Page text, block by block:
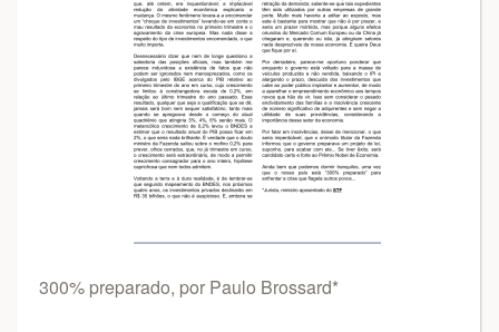
300% preparado, por Paulo Brossard*